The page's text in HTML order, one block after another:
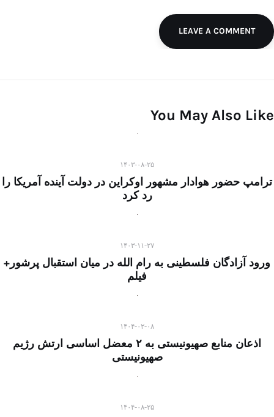
LEAVE A COMMENT
You May Also Like
۱۴۰۳-۰۸-۲۵
ترامپ حضور هوادار مشهور اوکراین در دولت آینده آمریکا را
رد کرد
۱۴۰۳-۱۱-۲۷
ورود آزادگان فلسطینی به رام الله در میان استقبال پرشور+
فیلم
۱۴۰۴-۰۲-۰۸
اذعان منابع صهیونیستی به ۲ معضل اساسی ارتش رژیم
صهیونیستی
۱۴۰۴-۰۸-۲۵